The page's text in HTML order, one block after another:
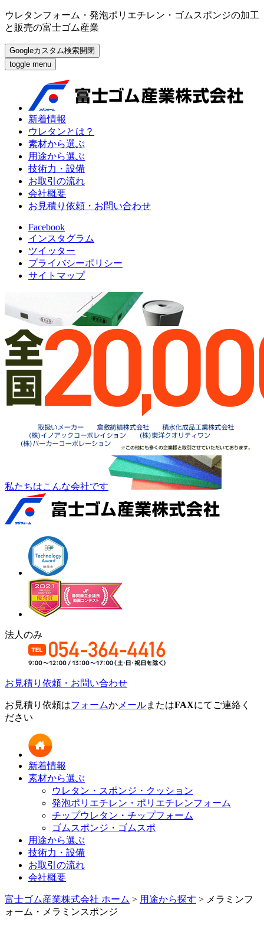
ウレタンフォーム・発泡ポリエチレン・ゴムスポンジの加工
と販売の富士ゴム産業
Googleカスタム検索開閉
toggle menu
新着情報
ウレタンとは？
素材から選ぶ
用途から選ぶ
技術力・設備
お取引の流れ
会社概要
お見積り依頼・お問い合わせ
Facebook
インスタグラム
ツイッター
プライバシーポリシー
サイトマップ
私たちはこんな会社です
法人のみ
お見積り依頼・お問い合わせ
お見積り依頼はフォームか メールまたはFAXにてご連絡く
ださい
新着情報
素材から選ぶ
ウレタン・スポンジ・クッション
発泡ポリエチレン・ポリエチレンフォーム
チップウレタン・チップフォーム
ゴムスポンジ・ゴムスポ
用途から選ぶ
技術力・設備
お取引の流れ
会社概要
富士ゴム産業株式会社 ホーム > 用途から探す > メラミンフ
ォーム・メラミンスポンジ